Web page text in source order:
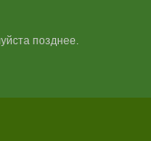
позднее.